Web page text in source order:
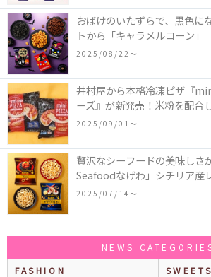
おばけのいたずらで、黒色に
トから「キャラメルコーン」
ン限定商品が新発売♪
2025/08/22〜
井村屋から本格冷凍ピザ『
ーズ』が新発売！米粉を配
ろごろ具材×とろけるチーズ
2025/09/01〜
贅沢なシーフードの美味しさ
Seafoodなげわ」シチリア産
老味、安曇野産わさび香るう
2025/07/14〜
NEWS
FASHION
SWEETS